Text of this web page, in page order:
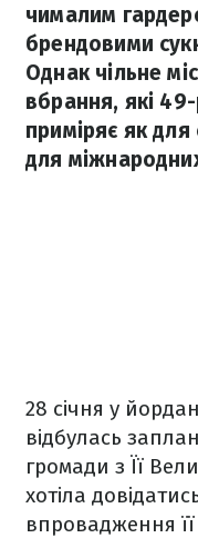
чималим
брендовими
Однак чільне
вбрання, які
приміряє як для
для
28 січня у
відбулась
громади з Її
хотіла
впровадження її